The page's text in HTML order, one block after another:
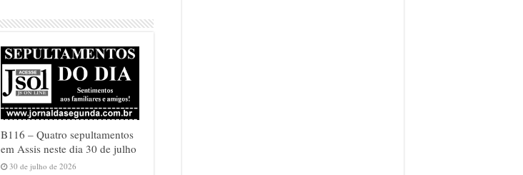
B116 – Quatro sepultamentos
em Assis neste dia 30 de julho
30 de julho de 2026